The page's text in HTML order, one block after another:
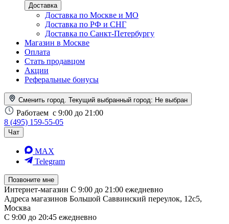
Доставка
Доставка по Москве и МО
Доставка по РФ и СНГ
Доставка по Санкт-Петербургу
Магазин в Москве
Оплата
Стать продавцом
Акции
Реферальные бонусы
Сменить город. Текущий выбранный город: Не выбран
Работаем с 9:00 до 21:00
8 (495) 159-55-05
Чат
MAX
Telegram
Позвоните мне
Интернет-магазин С 9:00 до 21:00 ежедневно
Адреса магазинов Большой Саввинский переулок, 12с5,
Москва
С 9:00 до 20:45 ежедневно